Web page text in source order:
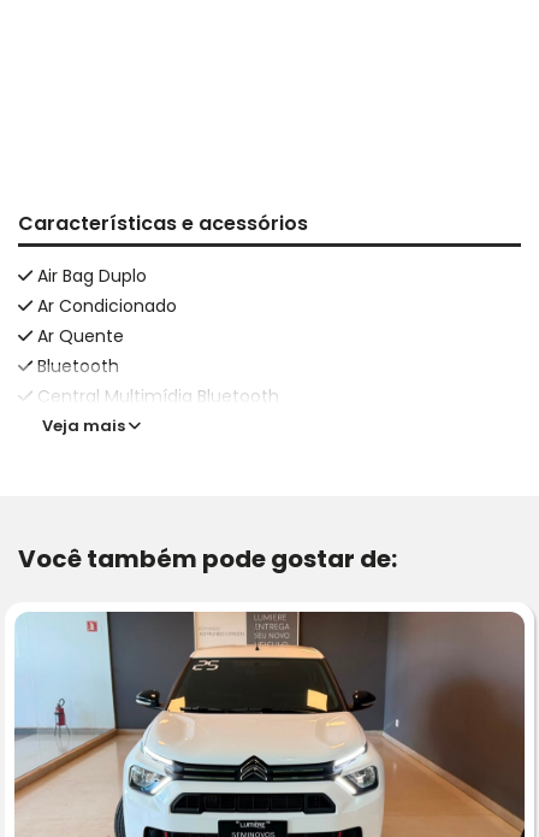
Características e acessórios
Air Bag Duplo
Ar Condicionado
Ar Quente
Bluetooth
Central Multimídia Bluetooth
Veja mais
Você também pode gostar de: